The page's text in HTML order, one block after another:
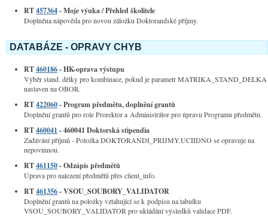
RT457364- Moje výuka / Přehled školitele
Doplněna nápověda pro novou záložku Doktorandské příjmy.
DATABÁZE - OPRAVY CHYB
RT460186- HK-oprava výstupu
Výběr stand. délky pro kombinace, pokud je parametr MATRIKA_STAND_DELKA
nastaven na OBOR.
RT422060- Program předmětu, doplnění grantů
Doplnění grantů pro role Prorektor a Administrátor pro úpravu Programu předmětu.
RT460041 - 460041 Doktorská stipendia
Zadávání příjmů - Položka DOKTORANDI_PRIJMY.UCIIDNO se opravuje na
nepovinnou.
RT461150- Odzápis předmětů
Úprava pro nalezení předmětů přes client_info.
RT461356- VSOU_SOUBORY_VALIDATOR
Doplnění grantů na položky vztahující se k podpisu na tabulku
VSOU_SOUBORY_VALIDATOR pro ukládání výsledků validace PDF.